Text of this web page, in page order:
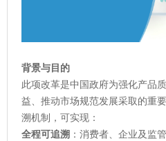
背景与目的
此项改革是中国政府为强化产品
益、推动市场规范发展采取的重
溯机制，可实现：
全程可追溯 ：消费者、企业及监